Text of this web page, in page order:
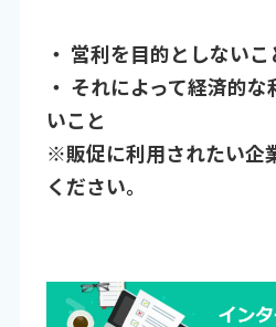
・ 営利を目的としないこ
・ それによって経済的
いこと
※販促に利用されたい企
ください。